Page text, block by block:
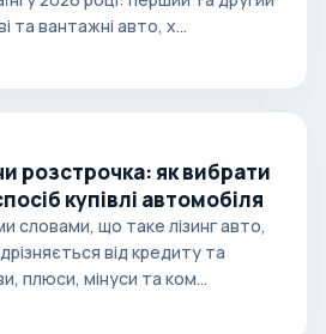
та вантажні авто, х...
розстрочка: як вибрати
купівлі автомобіля
словами, що таке лізинг авто,
від кредиту та
плюси, мінуси та ком...